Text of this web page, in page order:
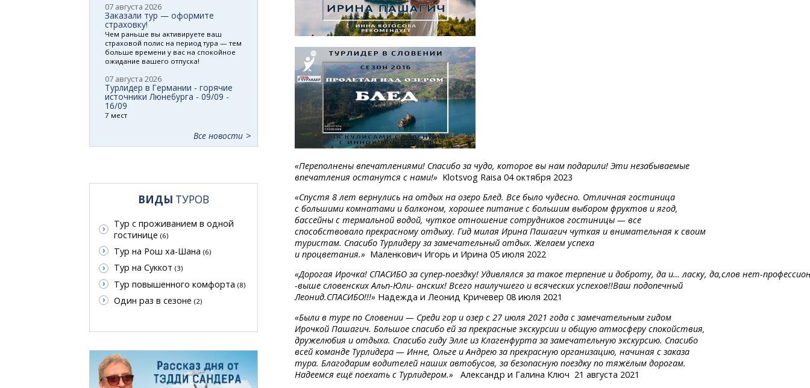
«Переполнены впечатлениями! Спасибо за чудо, которое вы нам подарили! Эти незабываемые
впечатления останутся с нами!» Klotsvog Raisa 04 октября 2023
«Спустя 8 лет вернулись на отдых на озеро Блед. Все было чудесно. Отличная гостиница
с большими комнатами и балконом, хорошее питание с большим выбором фруктов и ягод,
бассейны с термальной водой, чуткое отношение сотрудников гостиницы — все
способствовало прекрасному отдыху. Гид милая Ирина Пашагич чуткая и внимательная к своим
туристам. Спасибо Турлидеру за замечательный отдых. Желаем успеха
и процветания.» Маленкович Игорь и Ирина 05 июля 2022
«ДорогаяИрочка! СПАСИБОза супер-поездку! Удивлялсяза такоетерпениеи доброту,да и…ласку,да,словнет-
-выше словенскихАльп-Юли- анских! Всего наилучшего и всяческих успехов!!Ваш подопечный
Леонид.СПАСИБО!!!» Надежда и Леонид Кричевер 08 июля 2021
«Были в туре по Словении — Среди гор и озер с 27 июля 2021 года с замечательным гидом
Ирочкой Пашагич. Большое спасибо ей за прекрасные экскурсии и общую атмосферу спокойствия,
дружелюбия и отдыха. Спасибо гиду Элле из Клагенфурта за замечательную экскурсию. Спасибо
всей команде Турлидера — Инне, Ольге и Андрею за прекрасную организацию, начиная с заказа
тура. Благодарим водителей наших автобусов, за безопасную поездку по тяжёлым дорогам.
Надеемся ещё поехать с Турлидером.»
Александр и Галина Ключ 21 августа 2021
07 августа 2026
Заказали тур — оформите
страховку!
Чем раньше вы активируете ваш
страховой полис на период тура — тем
больше времени у вас на спокойное
ожидание вашего отпуска!
07 августа 2026
Турлидер в Германии - горячие
источники Люнебурга - 09/09 -
16/09
7 мест
Все новости
ВИДЫ ТУРОВ
Тур с проживанием в одной
гостинице (6)
Тур на Рош ха-Шана (6)
Тур на Суккот (3)
Тур повышенного комфорта (8)
Один раз в сезоне (2)